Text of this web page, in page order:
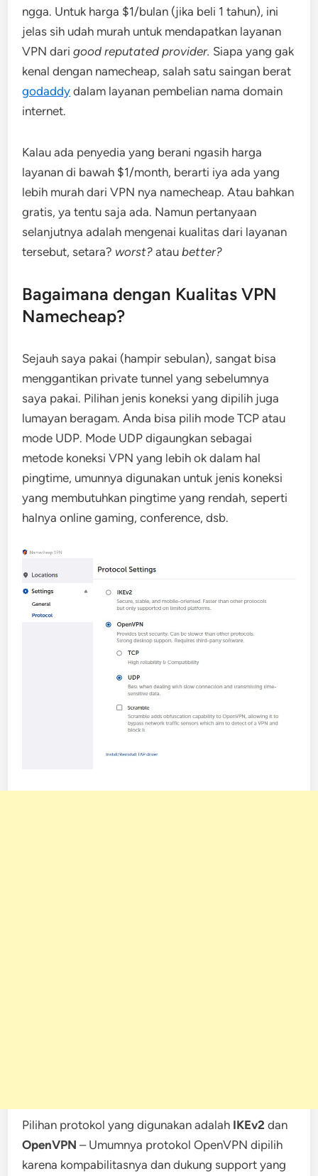
ngga. Untuk harga $1/bulan (jika beli 1 tahun), ini
jelas sih udah murah untuk mendapatkan layanan
VPN darigood reputated provider. Siapa yang gak
kenal dengan namecheap, salah satu saingan berat
godaddy dalam layanan pembelian nama domain
internet.
Kalau ada penyedia yang berani ngasih harga
layanan di bawah $1/month, berarti iya ada yang
lebih murah dari VPN nya namecheap. Atau bahkan
gratis, ya tentu saja ada. Namun pertanyaan
selanjutnya adalah mengenai kualitas dari layanan
tersebut, setara? worst? ataubetter?
Bagaimana dengan Kualitas VPN
Namecheap?
Sejauh saya pakai (hampir sebulan), sangat bisa
menggantikan private tunnel yang sebelumnya
saya pakai. Pilihan jenis koneksi yang dipilih juga
lumayan beragam. Anda bisa pilih mode TCP atau
mode UDP. Mode UDP digaungkan sebagai
metode koneksi VPN yang lebih ok dalam hal
pingtime, umunnya digunakan untuk jenis koneksi
yang membutuhkan pingtime yang rendah, seperti
halnya online gaming, conference, dsb.
Pilihan protokol yang digunakan adalah IKEv2dan
OpenVPN – Umumnya protokol OpenVPN dipilih
karena kompabilitasnya dan dukung support yang